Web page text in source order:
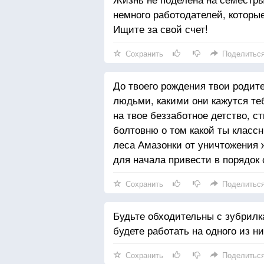
немного работодателей,
Ищите за свой счет!
Сохранить
До твоего рождения твои
людьми, какими они кажутся
на твое беззаботное детство,
болтовню о том какой ты
леса Амазонки от
для начала привести в
Сохранить
Будьте обходительны с
будете работать на одного из
Сохранить